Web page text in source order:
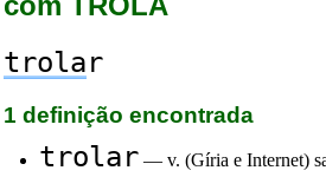
trolar
1 definição encontrada
trolar — v. (Gíria e Internet)